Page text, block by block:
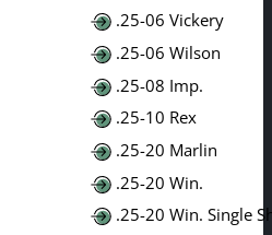
.25-06 Vickery
.25-06 Wilson
.25-08 Imp.
.25-10 Rex
.25-20 Marlin
.25-20 Win.
.25-20 Win. Single